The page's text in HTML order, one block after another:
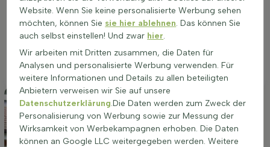
intensiveren Blattfärbung und einer reicheren Blüte im Juli und
August zeigt. Diese immergrüne Hecke eignet sich
hervorragend für die Bepflanzung in Beeten oder als
Gruppenpflanzung. Die Wahl des richtigen Standorts ist
entscheidend für das Wohlbefinden und die Schönheit des
Euonymus fortunei 'Harlequin'.
Website. Wenn Sie keine personalisierte Werbung sehen
möchten, können Sie sie hier ablehnen. Das können Sie
auch selbst einstellen! Und zwar hier.
Wir arbeiten mit Dritten zusammen, die Daten für
Analysen und personalisierte Werbung verwenden. Für
weitere Informationen und Details zu allen beteiligten
Anbietern verweisen wir Sie auf unsere
Datenschutzerklärung.Die Daten werden zum Zweck der
Personalisierung von Werbung sowie zur Messung der
Wirksamkeit von Werbekampagnen erhoben. Die Daten
können an Google LLC weitergegeben werden. Weitere